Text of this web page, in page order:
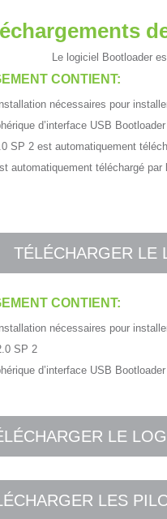
Le logiciel Bootloader
CONTIENT:
nécessaires pour
d’interface USB Bootloader
SP 2 est automatiquement
automatiquement téléchargé
TÉLÉCHARGER LE
CONTIENT:
nécessaires pour
SP 2
d’interface USB Bootloader
LE
LES